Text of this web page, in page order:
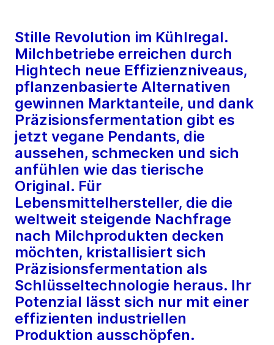
Stille Revolution im Kühlregal.
Milchbetriebe erreichen durch
Hightech neue Effizienzniveaus,
pflanzenbasierte Alternativen
gewinnen Marktanteile, und dank
Präzisionsfermentation gibt es
jetzt vegane Pendants, die
aussehen, schmecken und sich
anfühlen wie das tierische
Original. Für
Lebensmittelhersteller, die die
weltweit steigende Nachfrage
nach Milchprodukten decken
möchten, kristallisiert sich
Präzisionsfermentation als
Schlüsseltechnologie heraus. Ihr
Potenzial lässt sich nur mit einer
effizienten industriellen
Produktion ausschöpfen.